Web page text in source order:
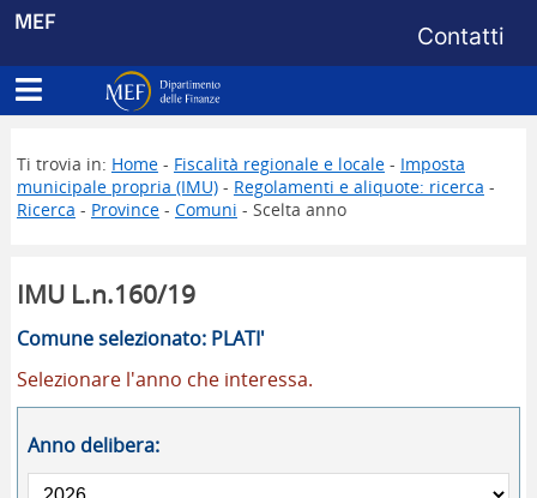
MEF Menu di
Contatti
Apri menu principale
Dipartimento delle Finanze
Ti trovia in: Home- Fiscalità regionale e locale- Imposta
municipale propria (IMU)- Regolamenti e aliquote: ricerca -
Ricerca - Province- Comuni - Scelta anno
IMU L.n.160/19
Comune selezionato: PLATI'
Selezionare l'anno che interessa.
Anno delibera: